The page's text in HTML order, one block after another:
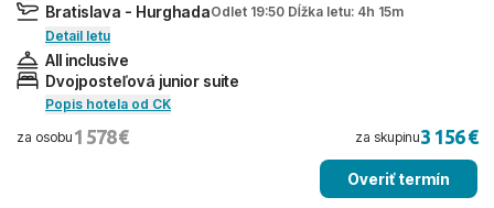
Bratislava - HurghadaOdlet 19:50 Dĺžka letu: 4h 15m
Detail letu
All inclusive
Dvojposteľová junior suite
Popis hotela od CK
za osobu 1 578 € za skupinu3 156 €
Overiť termín